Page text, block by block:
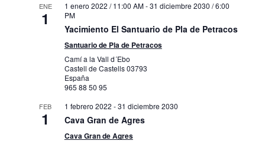
ENE
1
1 enero 2022 / 11:00 AM-31 diciembre 2030 / 6:00
PM
Yacimiento El Santuario de Pla de Petracos
Santuario de Pla de Petracos
Camí a la Vall d´Ebo
Castell de Castells03793
España
965 88 50 95
FEB
1
1 febrero 2022 -31 diciembre 2030
Cava Gran de Agres
Cava Gran de Agres